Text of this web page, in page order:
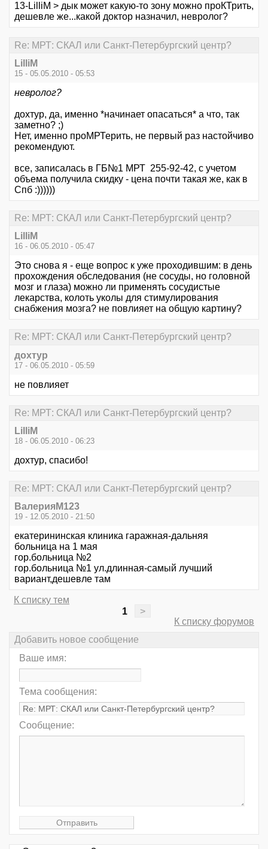
13-LilliM > дык может какую-то зону можно проКТрить,
дешевле же...какой доктор назначил, невролог?
Re: МРТ: СКАЛ или Санкт-Петербургский центр?
LilliM
15 - 05.05.2010 - 05:53
невролог?
дохтур, да, именно *начинает опасаться* а что, так
заметно? ;)
Нет, именно проМРТерить, не первый раз настойчиво
рекомендуют.
все, записалась в ГБ№1 МРТ 255-92-42, с учетом
объема получила скидку - цена почти такая же, как в
Спб :))))))
Re: МРТ: СКАЛ или Санкт-Петербургский центр?
LilliM
16 - 06.05.2010 - 05:47
Это снова я - еще вопрос к уже проходившим: в день
прохождения обследования (не сосуды, но головной
мозг и глаза) можно ли применять сосудистые
лекарства, колоть уколы для стимулирования
снабжения мозга? не повлияет на общую картину?
Re: МРТ: СКАЛ или Санкт-Петербургский центр?
дохтур
17 - 06.05.2010 - 05:59
не повлияет
Re: МРТ: СКАЛ или Санкт-Петербургский центр?
LilliM
18 - 06.05.2010 - 06:23
дохтур, спасибо!
Re: МРТ: СКАЛ или Санкт-Петербургский центр?
ВалерияМ123
19 - 12.05.2010 - 21:50
екатерининская клиника гаражная-дальняя
больница на 1 мая
гор.больница №2
гор.больница №1 ул.длинная-самый лучший
вариант,дешевле там
К списку тем
1
>
К списку форумов
Добавить новое сообщение
Ваше имя:
Тема сообщения:
Сообщение: